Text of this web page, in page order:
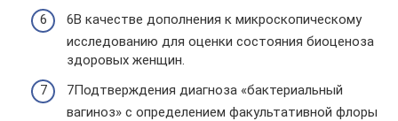
6В качестве дополнения к микроскопическому
исследованию для оценки состояния биоценоза
здоровых женщин.
7Подтверждения диагноза «бактериальный
вагиноз» с определением факультативной флоры